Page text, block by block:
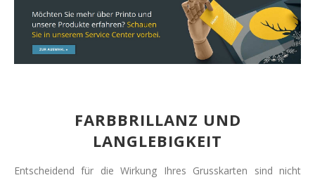
FARBBRILLANZ UND
LANGLEBIGKEIT
Entscheidend für die Wirkung Ihres Grusskarten sind nicht